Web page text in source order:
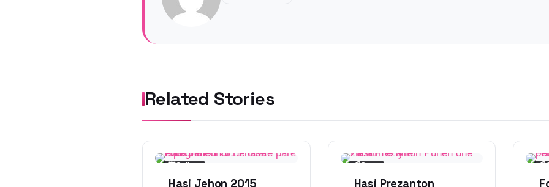
Related Stories
🖼Gallery
Hasi Jehon 2015
📰Story
Hasi Prezanton
📰